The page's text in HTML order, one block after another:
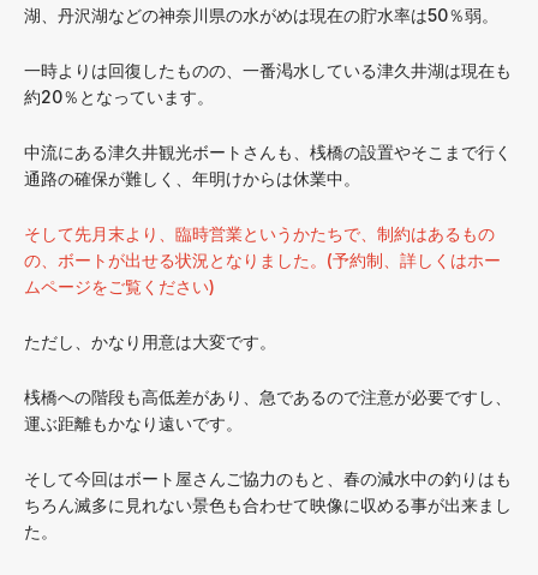
湖、丹沢湖などの神奈川県の水がめは現在の貯水率は50％弱。
一時よりは回復したものの、一番渇水している津久井湖は現在も
約20％となっています。
中流にある津久井観光ボートさんも、桟橋の設置やそこまで行く
通路の確保が難しく、年明けからは休業中。
そして先月末より、臨時営業というかたちで、制約はあるもの
の、ボートが出せる状況となりました。(予約制、詳しくはホー
ムページをご覧ください)
ただし、かなり用意は大変です。
桟橋への階段も高低差があり、急であるので注意が必要ですし、
運ぶ距離もかなり遠いです。
そして今回はボート屋さんご協力のもと、春の減水中の釣りはも
ちろん滅多に見れない景色も合わせて映像に収める事が出来まし
た。